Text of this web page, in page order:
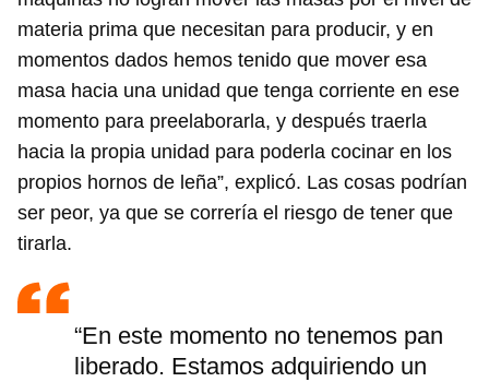
materia prima que necesitan para producir, y en
momentos dados hemos tenido que mover esa
masa hacia una unidad que tenga corriente en ese
momento para preelaborarla, y después traerla
hacia la propia unidad para poderla cocinar en los
propios hornos de leña”, explicó. Las cosas podrían
ser peor, ya que se correría el riesgo de tener que
tirarla.
“En este momento no tenemos pan
liberado. Estamos adquiriendo un